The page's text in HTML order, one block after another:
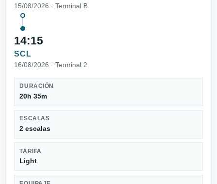
15/08/2026 · Terminal B
14:15
SCL
16/08/2026 · Terminal 2
DURACIÓN
20h 35m
ESCALAS
2 escalas
TARIFA
Light